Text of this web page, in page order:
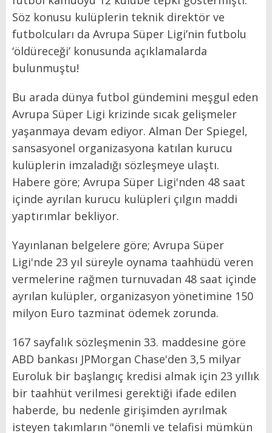
Söz konusu kulüplerin teknik direktör ve
futbolcuları da Avrupa Süper Ligi’nin futbolu
‘öldüreceği’ konusunda açıklamalarda
bulunmuştu!
Bu arada dünya futbol gündemini meşgul eden
Avrupa Süper Ligi krizinde sıcak gelişmeler
yaşanmaya devam ediyor. Alman Der Spiegel,
sansasyonel organizasyona katılan kurucu
kulüplerin imzaladığı sözleşmeye ulaştı.
Habere göre; Avrupa Süper Ligi'nden 48 saat
içinde ayrılan kurucu kulüpleri çılgın maddi
yaptırımlar bekliyor.
Yayınlanan belgelere göre; Avrupa Süper
Ligi'nde 23 yıl süreyle oynama taahhüdü veren
vermelerine rağmen turnuvadan 48 saat içinde
ayrılan kulüpler, organizasyon yönetimine 150
milyon Euro tazminat ödemek zorunda.
167 sayfalık sözleşmenin 33. maddesine göre
ABD bankası JPMorgan Chase'den 3,5 milyar
Euroluk bir başlangıç ​​kredisi almak için 23 yıllık
bir taahhüt verilmesi gerektiği ifade edilen
haberde, bu nedenle girişimden ayrılmak
isteyen takımların "önemli ve telafisi mümkün